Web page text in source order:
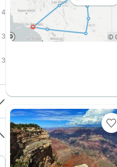
4
3
3